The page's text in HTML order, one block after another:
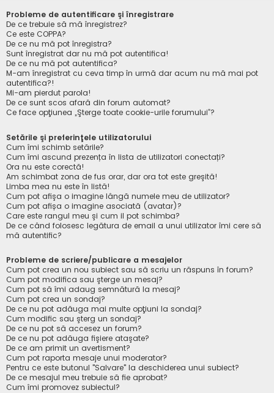
Probleme de autentificare şi înregistrare
De ce trebuie să mă înregistrez?
Ce este COPPA?
De ce nu mă pot înregistra?
Sunt înregistrat dar nu mă pot autentifica!
De ce nu mă pot autentifica?
M-am înregistrat cu ceva timp în urmă dar acum nu mă mai pot
autentifica?!
Mi-am pierdut parola!
De ce sunt scos afară din forum automat?
Ce face opţiunea „Şterge toate cookie-urile forumului”?
Setările şi preferinţele utilizatorului
Cum îmi schimb setările?
Cum îmi ascund prezența în lista de utilizatori conectați?
Ora nu este corectă!
Am schimbat zona de fus orar, dar ora tot este greşită!
Limba mea nu este în listă!
Cum pot afişa o imagine lângă numele meu de utilizator?
Cum pot afișa o imagine asociată (avatar)?
Care este rangul meu şi cum il pot schimba?
De ce când folosesc legătura de email a unui utilizator îmi cere să
mă autentific?
Probleme de scriere/publicare a mesajelor
Cum pot crea un nou subiect sau să scriu un răspuns în forum?
Cum pot modifica sau şterge un mesaj?
Cum pot să îmi adaug semnătură la mesaj?
Cum pot crea un sondaj?
De ce nu pot adăuga mai multe opţiuni la sondaj?
Cum modific sau şterg un sondaj?
De ce nu pot să accesez un forum?
De ce nu pot adăuga fişiere ataşate?
De ce am primit un avertisment?
Cum pot raporta mesaje unui moderator?
Pentru ce este butonul "Salvare" la deschiderea unui subiect?
De ce mesajul meu trebuie să fie aprobat?
Cum îmi promovez subiectul?